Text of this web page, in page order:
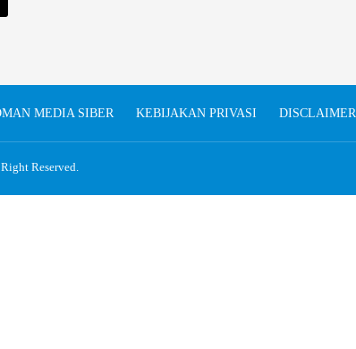
MEDIA SIBER KEBIJAKAN PRIVASI DISCLAIMER
Reserved.